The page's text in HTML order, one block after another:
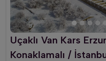
Uçaklı Van Kars
Konaklamalı /